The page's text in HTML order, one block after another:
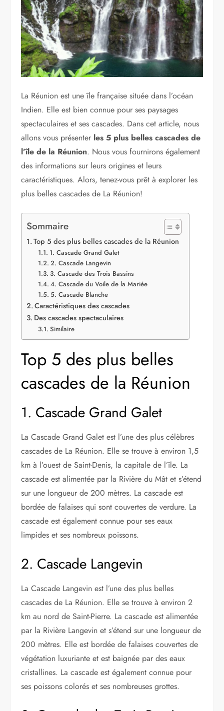
La Réunion est une île française située dans l’océan
Indien. Elle est bien connue pour ses paysages
spectaculaires et ses cascades. Dans cet article, nous
allons vous présenter les 5 plus belles cascades de
l’île de la Réunion. Nous vous fournirons également
des informations sur leurs origines et leurs
caractéristiques. Alors, tenez-vous prêt à explorer les
plus belles cascades de La Réunion!
Sommaire
Top 5 des plus belles cascades de la Réunion
1. Cascade Grand Galet
2. Cascade Langevin
3. Cascade des Trois Bassins
4. Cascade du Voile de la Mariée
5. Cascade Blanche
Caractéristiques des cascades
Des cascades spectaculaires
Similaire
Top 5 des plus belles
cascades de la Réunion
1. Cascade Grand Galet
La Cascade Grand Galet est l’une des plus célèbres
cascades de La Réunion. Elle se trouve à environ 1,5
km à l’ouest de Saint-Denis, la capitale de l’île. La
cascade est alimentée par la Rivière du Mât et s’étend
sur une longueur de 200 mètres. La cascade est
bordée de falaises qui sont couvertes de verdure. La
cascade est également connue pour ses eaux
limpides et ses nombreux poissons.
2. Cascade Langevin
La Cascade Langevin est l’une des plus belles
cascades de La Réunion. Elle se trouve à environ 2
km au nord de Saint-Pierre. La cascade est alimentée
par la Rivière Langevin et s’étend sur une longueur de
200 mètres. Elle est bordée de falaises couvertes de
végétation luxuriante et est baignée par des eaux
cristallines. La cascade est également connue pour
ses poissons colorés et ses nombreuses grottes.